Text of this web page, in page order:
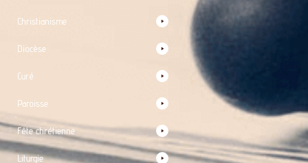
Christianisme
Diocèse
Curé
Paroisse
Fête chrétienne
Liturgie